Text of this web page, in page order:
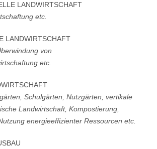
LANDWIRTSCHAFT
etc.
LANDWIRTSCHAFT
von
etc.
Schulgärten, Nutzgärten, vertikale
Landwirtschaft, Kompostierung,
energieeffizienter Ressourcen etc.